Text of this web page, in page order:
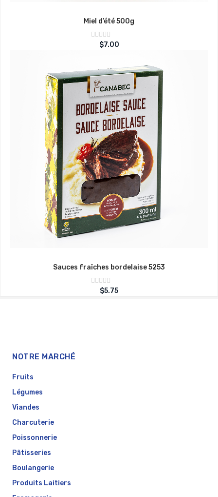
Miel d’été 500g
Note
sur
$7.00
Sauces fraîches bordelaise 5253
Note
0sur
$5.75
NOTRE MARCHÉ
Fruits
Légumes
Viandes
Charcuterie
Poissonnerie
Pâtisseries
Boulangerie
Produits Laitiers